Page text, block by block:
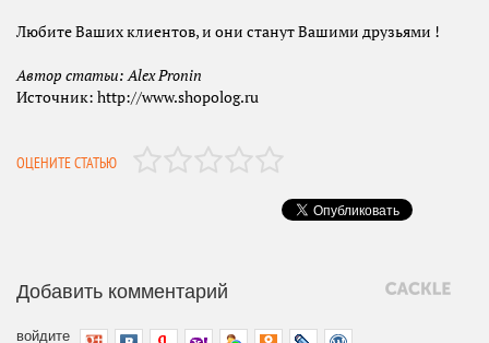
Любите Ваших клиентов, и они станут Вашими друзьями !
Автор статьи: Alex Pronin
Источник: http://www.shopolog.ru
ОЦЕНИТЕ СТАТЬЮ
Добавить комментарий
войдите